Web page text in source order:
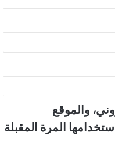
والموقع
المرة المقبلة